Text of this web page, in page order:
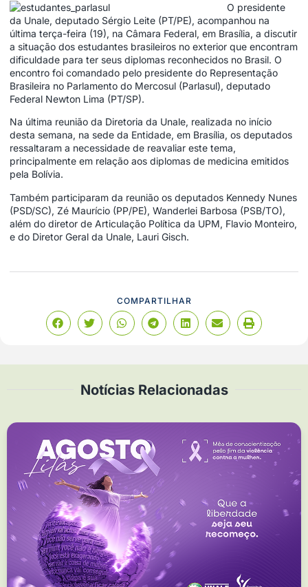
O presidente
da Unale, deputado Sérgio Leite (PT/PE), acompanhou na
última terça-feira (19), na Câmara Federal, em Brasília, a discutir
a situação dos estudantes brasileiros no exterior que encontram
dificuldade para ter seus diplomas reconhecidos no Brasil. O
encontro foi comandado pelo presidente do Representação
Brasileira no Parlamento do Mercosul (Parlasul), deputado
Federal Newton Lima (PT/SP).
Na última reunião da Diretoria da Unale, realizada no início
desta semana, na sede da Entidade, em Brasília, os deputados
ressaltaram a necessidade de reavaliar este tema,
principalmente em relação aos diplomas de medicina emitidos
pela Bolívia.
Também participaram da reunião os deputados Kennedy Nunes
(PSD/SC), Zé Maurício (PP/PE), Wanderlei Barbosa (PSB/TO),
além do diretor de Articulação Política da UPM, Flavio Monteiro,
e do Diretor Geral da Unale, Lauri Gisch.
COMPARTILHAR
Notícias Relacionadas